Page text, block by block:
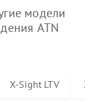
модели
ATN
X-Sight LTV X-